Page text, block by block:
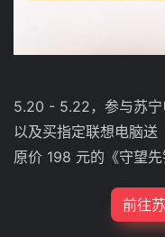
5.20 - 5.22，参与苏宁
以及买指定联想电脑
原价 198 元的《守望先
前往